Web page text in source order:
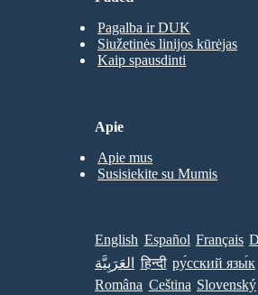
Pagalba ir DUK
Siužetinės linijos kūrėjas
Kaip spausdinti
Apie
Apie mus
Susisiekite su Mumis
English Español Français
العَرَبِيَّة
हिन्दी ру́сский язы́к
Româna Ceština Slovenský